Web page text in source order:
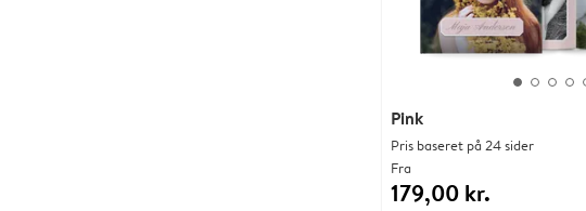
Pink
Pris baseret på 24 sider
Fra
179,00 kr.